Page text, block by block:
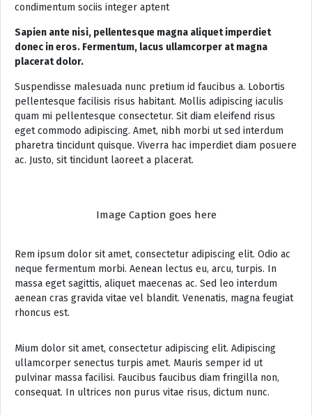
condimentum sociis integer aptent
Sapien ante nisi, pellentesque magna aliquet imperdiet
donec in eros. Fermentum, lacus ullamcorper at magna
placerat dolor.
Suspendisse malesuada nunc pretium id faucibus a. Lobortis
pellentesque facilisis risus habitant. Mollis adipiscing iaculis
quam mi pellentesque consectetur. Sit diam eleifend risus
eget commodo adipiscing. Amet, nibh morbi ut sed interdum
pharetra tincidunt quisque. Viverra hac imperdiet diam posuere
ac. Justo, sit tincidunt laoreet a placerat.
Image Caption goes here
Rem ipsum dolor sit amet, consectetur adipiscing elit. Odio ac
neque fermentum morbi. Aenean lectus eu, arcu, turpis. In
massa eget sagittis, aliquet maecenas ac. Sed leo interdum
aenean cras gravida vitae vel blandit. Venenatis, magna feugiat
rhoncus est.
Mium dolor sit amet, consectetur adipiscing elit. Adipiscing
ullamcorper senectus turpis amet. Mauris semper id ut
pulvinar massa facilisi. Faucibus faucibus diam fringilla non,
consequat. In ultrices non purus vitae risus, dictum nunc.